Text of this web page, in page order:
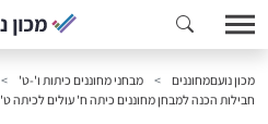
מכון נועםמחוננים
מבחני מחוננים כיתות ו'-ט'
חבילות הכנה למבחן מחוננים כיתה ח' עולים לכיתה ט'